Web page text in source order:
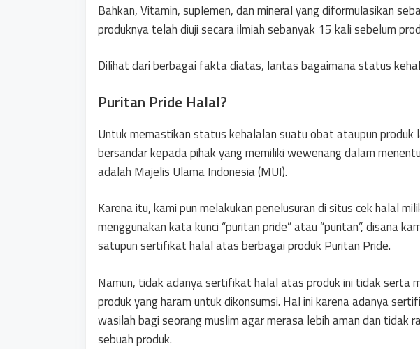
Bahkan, Vitamin, suplemen, dan mineral yang diformulasikan
produknya telah diuji secara ilmiah sebanyak 15 kali sebelum
Dilihat dari berbagai fakta diatas, lantas bagaimana status
Puritan Pride Halal?
Untuk memastikan status kehalalan suatu obat ataupun produk
bersandar kepada pihak yang memiliki wewenang dalam
adalah Majelis Ulama Indonesia (MUI).
Karena itu, kami pun melakukan penelusuran di situs cek halal
menggunakan kata kunci “puritan pride” atau “puritan”, disana
satupun sertifikat halal atas berbagai produk Puritan Pride.
Namun, tidak adanya sertifikat halal atas produk ini tidak serta
produk yang haram untuk dikonsumsi. Hal ini karena adanya
wasilah bagi seorang muslim agar merasa lebih aman dan tidak
sebuah produk.